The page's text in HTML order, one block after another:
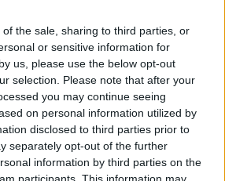
the sale, sharing to third parties, or
or sensitive information for
us, please use the below opt-out
selection. Please note that after your
you may continue seeing
on personal information utilized by
disclosed to third parties prior to
separately opt-out of the further
information by third parties on the
na popsaném postupu může být
MŽP a ČIŽP ČTK shání.
se z ČIŽP rozhodli odejít z
Ředitel odboru vnitřních
služeb Matěj Mrlina, vedoucí